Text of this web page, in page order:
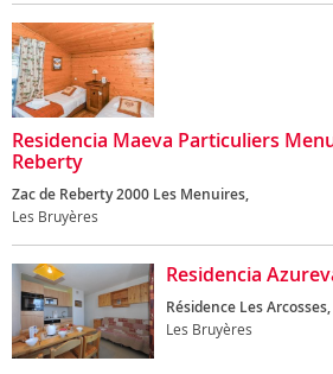
Residencia Maeva Particuliers
Reberty
Zac de Reberty 2000 Les Menuires,
Les Bruyères
Residencia
Résidence Les Arcosses,
Les Bruyères